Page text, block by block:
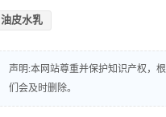
油皮水乳
声明:本网站尊重并保护知识产权，
们会及时删除。